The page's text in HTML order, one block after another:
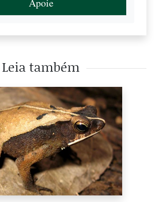
Apoie
Leia também